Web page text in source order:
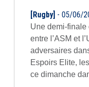
[Rugby] - 05/06/
Une demi-finale
entre l’ASM et
adversaires
Espoirs Elite,
ce dimanche